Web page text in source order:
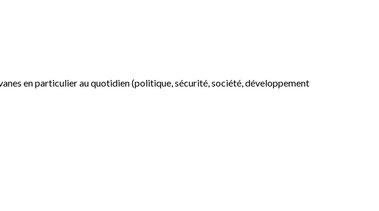
en particulier au quotidien (politique, sécurité, société, développement